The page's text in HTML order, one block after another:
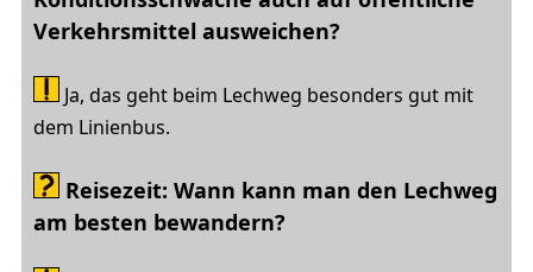
Verkehrsmittel ausweichen?
Ja, das geht beim Lechweg besonders gut mit
dem Linienbus.
Reisezeit: Wann kann man den Lechweg
am besten bewandern?